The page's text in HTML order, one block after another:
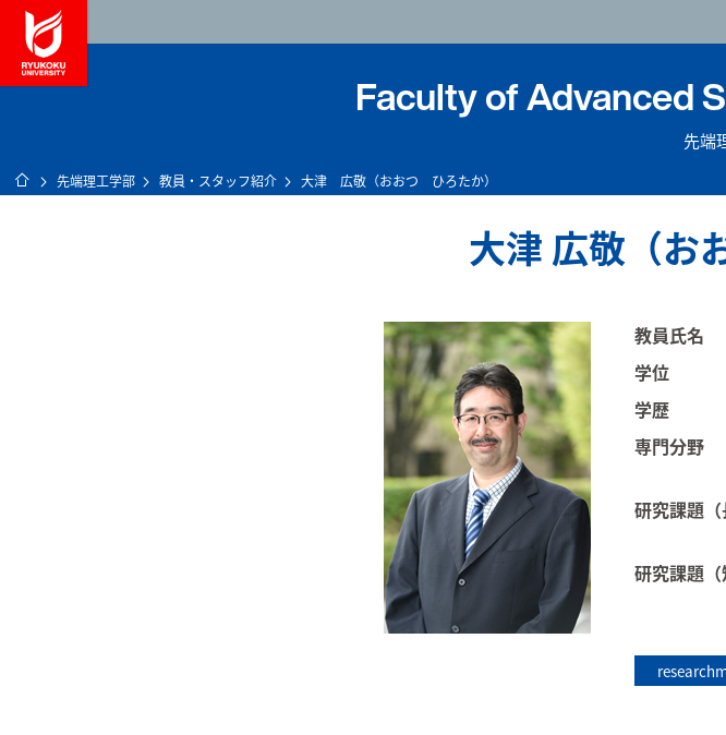
Faculty of Advanced
先端
ホーム
先端理工学部 教員・スタッフ紹介 大津 広敬（おおつ ひろたか）
大津 広敬（お
教員氏名
学位
学歴
専門分野
研究課題（
研究課題（